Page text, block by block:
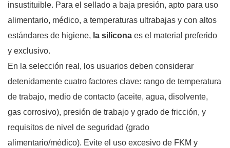
insustituible. Para el sellado a baja presión, apto para uso
alimentario, médico, a temperaturas ultrabajas y con altos
estándares de higiene, la silicona es el material preferido
y exclusivo.
En la selección real, los usuarios deben considerar
detenidamente cuatro factores clave: rango de temperatura
de trabajo, medio de contacto (aceite, agua, disolvente,
gas corrosivo), presión de trabajo y grado de fricción, y
requisitos de nivel de seguridad (grado
alimentario/médico). Evite el uso excesivo de FKM y